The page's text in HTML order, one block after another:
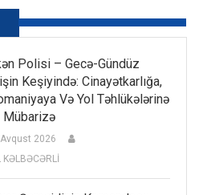
Polisi – Gecə-Gündüz
Keşiyində: Cinayətkarlığa,
Və Yol Təhlükələrinə
Mübarizə
2026
KƏLBƏCƏRLİ